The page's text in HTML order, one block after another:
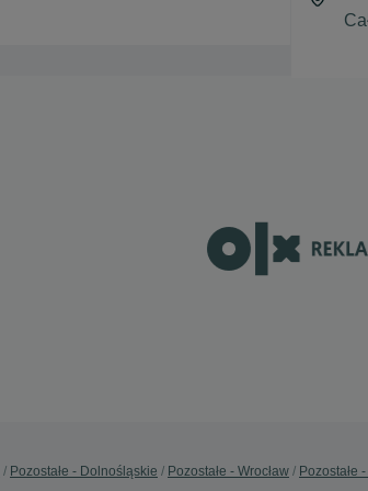
Pozostałe - Dolnośląskie Pozostałe - Wrocław Pozostałe